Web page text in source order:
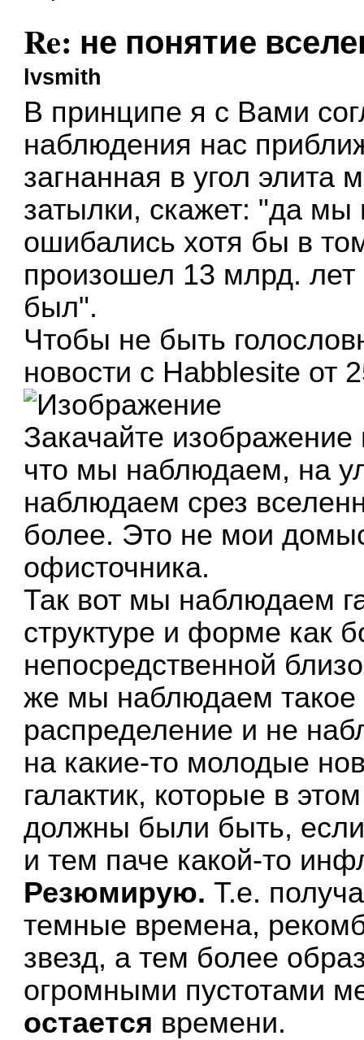
Re: не понятие
lvsmith
В принципе я с Вами
наблюдения нас
загнанная в угол элита
затылки, скажет: "да мы
ошибались хотя бы в
произошел 13 млрд.
был".
Чтобы не быть
новости с Habblesite от
Закачайте
что мы наблюдаем, на
наблюдаем срез
более. Это не мои
офисточника.
Так вот мы наблюдаем
структуре и форме как
непосредственной
же мы наблюдаем
распределение и не
на какие-то молодые
галактик, которые в
должны были быть,
и тем паче какой-то
Резюмирую. Т.е.
темные времена,
звезд, а тем более
огромными пустотами
остается времени.